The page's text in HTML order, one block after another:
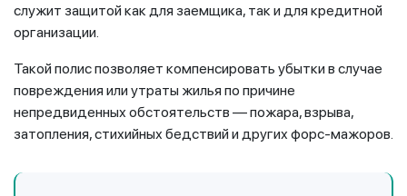
служит защитой как для заемщика, так и для кредитной
организации.
Такой полис позволяет компенсировать убытки в случае
повреждения или утраты жилья по причине
непредвиденных обстоятельств — пожара, взрыва,
затопления, стихийных бедствий и других форс-мажоров.